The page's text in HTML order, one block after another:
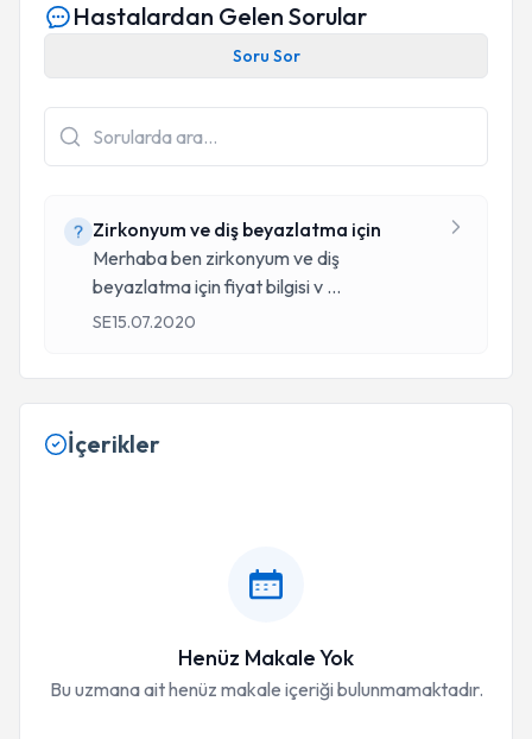
Hastalardan Gelen Sorular
Soru Sor
Zirkonyum ve diş beyazlatma için
Merhaba ben zirkonyum ve diş
beyazlatma için fiyat bilgisi v ...
SE15.07.2020
İçerikler
Henüz Makale Yok
Bu uzmana ait henüz makale içeriği bulunmamaktadır.